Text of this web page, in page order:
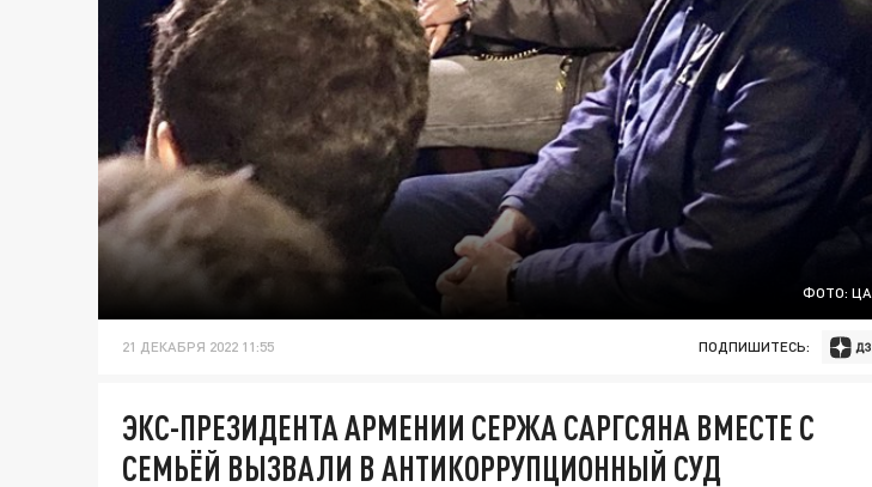
ФОТО:
21 ДЕКАБРЯ 2022 11:55 ПОДПИШИТЕСЬ:
ЭКС-ПРЕЗИДЕНТА АРМЕНИИ СЕРЖА САРГСЯНА ВМЕСТЕ С
СЕМЬЁЙ ВЫЗВАЛИ В АНТИКОРРУПЦИОННЫЙ СУД